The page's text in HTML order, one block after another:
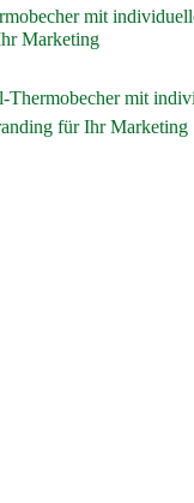
mit
Marketing